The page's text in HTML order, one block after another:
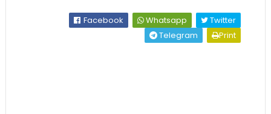
Facebook Whatsapp
Twitter
Telegram
Print